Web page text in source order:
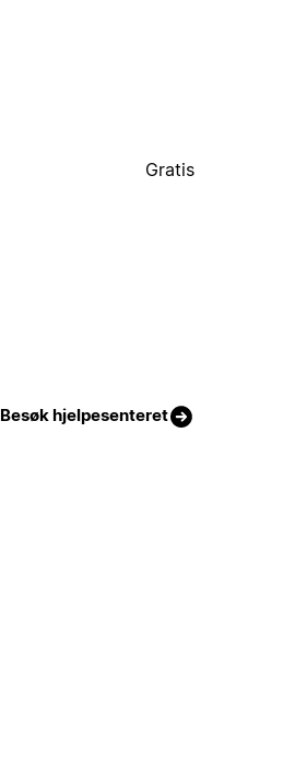
Gratis
Besøk hjelpesenteret